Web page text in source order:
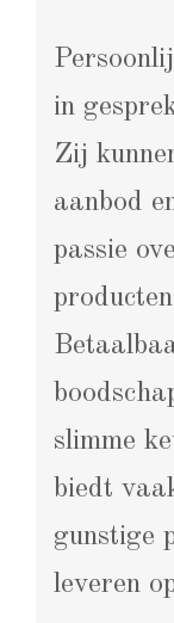
in
Zij
aanbod
passie
slimme
biedt
gunstige
leveren